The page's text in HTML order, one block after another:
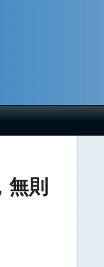
無則